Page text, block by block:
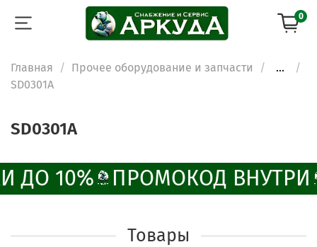
0
Главная Прочее оборудование и запчасти
...
SD0301A
SD0301A
ДО 10% ПРОМОКОД ВНУТРИ
Товары